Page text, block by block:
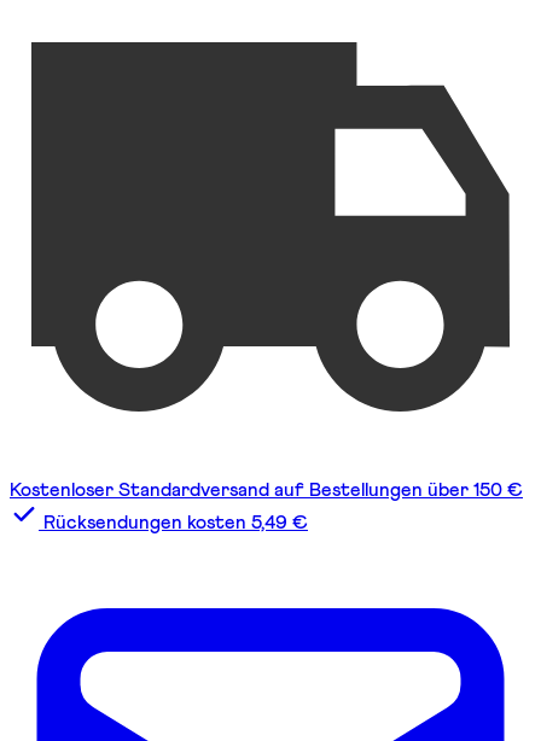
Kostenloser Standardversand auf Bestellungen über 150 €
Rücksendungen kosten 5,49 €